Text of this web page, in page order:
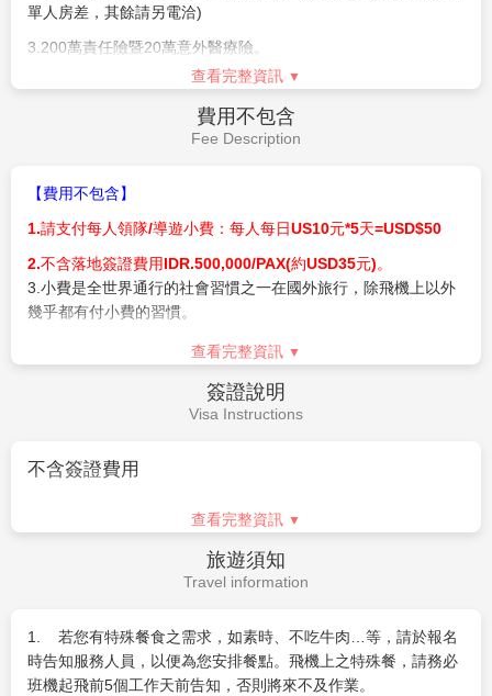
【作業規定+注意事項】
以個人旅遊MINITOUR
站華語導遊於當地機場接機並提供全程旅遊服務，於機場內的過
海關、辦理入境等相關作業均需由旅客自行處理，
2.
訂購時，請務必確認所提供之旅客英文姓名皆與護照上相
法出境。如遇英文姓名有誤，更改將可能產生費用，敬請旅客自
行負擔
3.
嬰兒(未滿2歲 )恕不提供任何免費託運或手提行李件數及機
上餐食，並與同行成人旅客抱坐於膝上搭乘，航空公司提供嬰兒
搖籃需求，能使用搖籃機位有限，請於付訂時需求，但實際提供
需仍以航空公司回覆為準。
團體機位無法延長住宿天數、更改行程內容、航班及脫隊延
及飯店的入住順序將依房況而可能前後調整，請恕無
法指定，請以當團行前說明會資料為準。
峇里島飯店皆為全程保證住房，一經訂房確認後，即下訂全額付
費，若途中取消，飯店將可能沒收全額房費，敬請留意。
6.
若因不可抗力或不可歸責於旅行業之事由(因航班、食宿安
排、天候、交通…等因素 )，部份景點可能會受影響，將由當團領
隊/導遊安排調整。
單人房差，其餘請另電洽)
3.200萬責任險暨20萬意外醫療險。
兩地機場稅、燃油附加費和代辦手續費。
贈送網卡每人一張(限佔床者)--每天1G*5天，用完降速吃到飽
6.峇里島政府將於2024/2/14起向每位入境的外國旅客徵收旅遊稅
查看完整資訊
費用不包含
Fee Description
【費用不包含】
1.請支付每人領隊/導遊小費：每人每日US10元*5天=USD$50
2.不含落地簽證費用IDR.500,000/PAX(約USD35元)。
3.小費是全世界通行的社會習慣之一在國外旅行，除飛機上以外
幾乎都有付小費的習慣。
旅行業為服務業無底薪，所以小費一直是導遊和司機的主要收入
：房間小費／行李小費／車伕小費／按摩小費
份證者需附戶口名簿或戶口謄本正本、未除役者附退伍令，未滿
20歲須附父母同意書)
●各種私人消費：電話費、洗衣費、行李超重費、行程外之自費
查看完整資訊
簽證說明
Visa Instructions
不含簽證費用
查看完整資訊
旅遊須知
Travel information
1. 若您有特殊餐食之需求，如素時、不吃牛肉…等，請於報名
時告知服務人員，以便為您安排餐點。飛機上之特殊餐，請務必
班機起飛前5個工作天前告知，否則將來不及作業。